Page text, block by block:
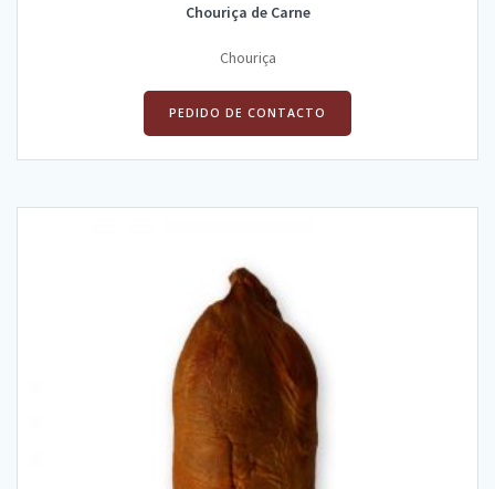
Chouriça de Carne
Chouriça
PEDIDO DE CONTACTO